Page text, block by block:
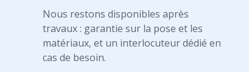
Nous restons disponibles après
travaux : garantie sur la pose et les
matériaux, et un interlocuteur dédié en
cas de besoin.